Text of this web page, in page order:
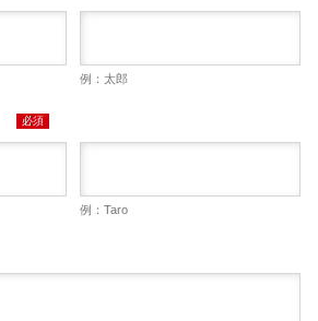
例：太郎
必須
例：Taro